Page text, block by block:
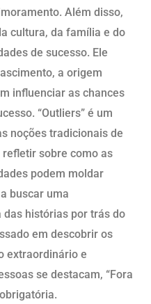
Além disso,
cultura, da família e do
de sucesso. Ele
a origem
influenciar as chances
“Outliers” é um
noções tradicionais de
refletir sobre como as
podem moldar
buscar uma
histórias por trás do
em descobrir os
extraordinário e
se destacam, “Fora